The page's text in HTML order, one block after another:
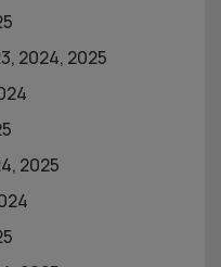
2024, 2025
2025